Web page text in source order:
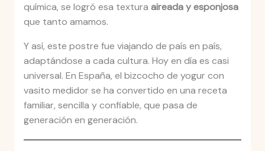
química, se logró esa textura aireada y esponjosa
que tanto amamos.
Y así, este postre fue viajando de país en país,
adaptándose a cada cultura. Hoy en día es casi
universal. En España, el bizcocho de yogur con
vasito medidor se ha convertido en una receta
familiar, sencilla y confiable, que pasa de
generación en generación.